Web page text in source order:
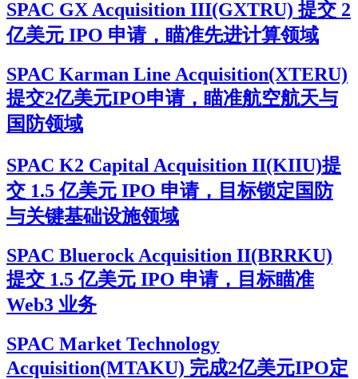
SPAC GX Acquisition III(GXTRU) 提交 2
亿美元 IPO 申请，瞄准先进计算领域
SPAC Karman Line Acquisition(XTERU)
提交2亿美元IPO申请，瞄准航空航天与
国防领域
SPAC K2 Capital Acquisition II(KIIU)提
交 1.5 亿美元 IPO 申请，目标锁定国防
与关键基础设施领域
SPAC Bluerock Acquisition II(BRRKU)
提交 1.5 亿美元 IPO 申请，目标瞄准
Web3 业务
SPAC Market Technology
Acquisition(MTAKU) 完成2亿美元IPO定